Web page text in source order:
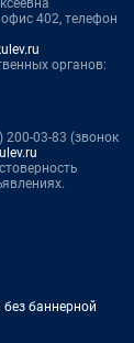
402, телефон
органов:
200-03-83 (звонок
баннерной